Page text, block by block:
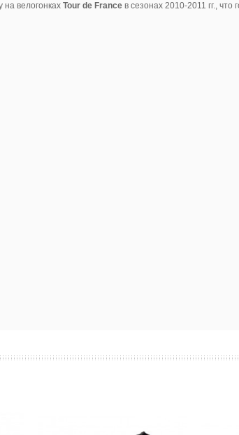
велогонках Tour de Franceв сезонах 2010-2011 гг., что